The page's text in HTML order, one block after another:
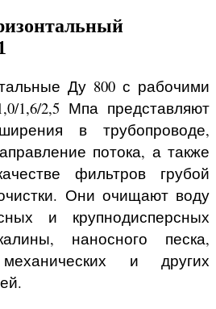
Ду 800 с рабочими
1,6/2,5 Мпа представляют
в трубопроводе,
потока, а также
фильтров грубой
Они очищают воду
и крупнодисперсных
наносного песка,
и других